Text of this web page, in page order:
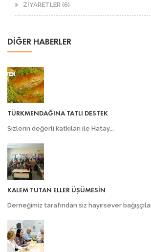
ZİYARETLER (6)
DİĞER HABERLER
TÜRKMENDAĞINA TATLI DESTEK
Sizlerin değerli katkıları ile Hatay...
KALEM TUTAN ELLER ÜŞÜMESİN
Derneğimiz tarafından siz hayırsever